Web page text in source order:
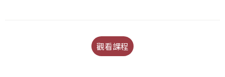
觀看課程